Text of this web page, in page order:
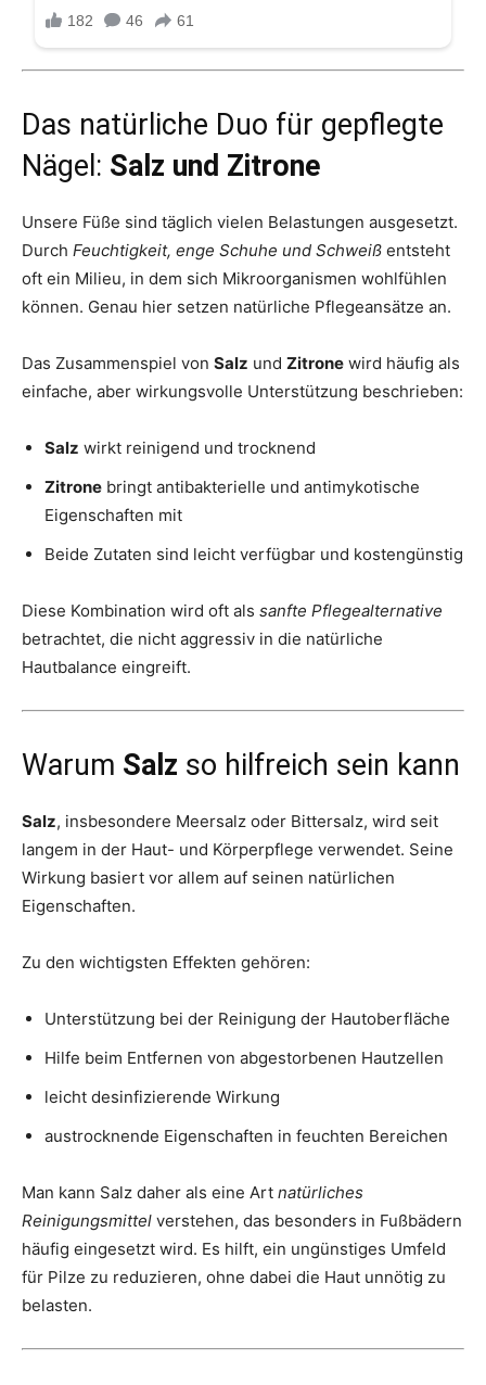
Das natürliche Duo für gepflegte
Nägel: Salz und Zitrone
Unsere Füße sind täglich vielen Belastungen ausgesetzt.
Durch Feuchtigkeit, enge Schuhe und Schweiß entsteht
oft ein Milieu, in dem sich Mikroorganismen wohlfühlen
können. Genau hier setzen natürliche Pflegeansätze an.
Das Zusammenspiel von Salz und Zitrone wird häufig als
einfache, aber wirkungsvolle Unterstützung beschrieben:
Salz wirkt reinigend und trocknend
Zitrone bringt antibakterielle und antimykotische
Eigenschaften mit
Beide Zutaten sind leicht verfügbar und kostengünstig
Diese Kombination wird oft als sanfte Pflegealternative
betrachtet, die nicht aggressiv in die natürliche
Hautbalance eingreift.
Warum Salz so hilfreich sein kann
Salz, insbesondere Meersalz oder Bittersalz, wird seit
langem in der Haut- und Körperpflege verwendet. Seine
Wirkung basiert vor allem auf seinen natürlichen
Eigenschaften.
Zu den wichtigsten Effekten gehören:
Unterstützung bei der Reinigung der Hautoberfläche
Hilfe beim Entfernen von abgestorbenen Hautzellen
leicht desinfizierende Wirkung
austrocknende Eigenschaften in feuchten Bereichen
Man kann Salz daher als eine Art natürliches
Reinigungsmittel verstehen, das besonders in Fußbädern
häufig eingesetzt wird. Es hilft, ein ungünstiges Umfeld
für Pilze zu reduzieren, ohne dabei die Haut unnötig zu
belasten.